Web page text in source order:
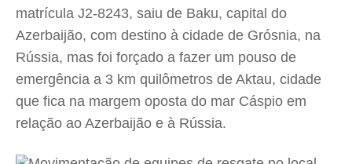
matrícula J2-8243, saiu de Baku, capital do
Azerbaijão, com destino à cidade de Grósnia, na
Rússia, mas foi forçado a fazer um pouso de
emergência a 3 km quilômetros de Aktau, cidade
que fica na margem oposta do mar Cáspio em
relação ao Azerbaijão e à Rússia.